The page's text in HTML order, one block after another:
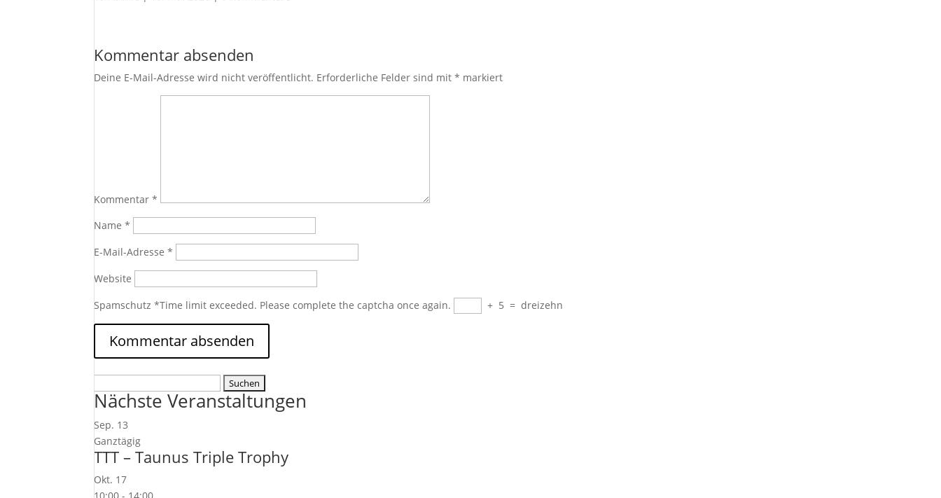
Kommentar absenden
Deine E-Mail-Adresse wird nicht veröffentlicht. Erforderliche Felder sind mit* markiert
Kommentar*
Name*
E-Mail-Adresse*
Website
Spamschutz *Time limit exceeded. Please complete the captcha once again. + 5 = dreizehn
nach:
Nächste Veranstaltungen
Sep. 13
Ganztägig
TTT – Taunus Triple Trophy
Okt. 17